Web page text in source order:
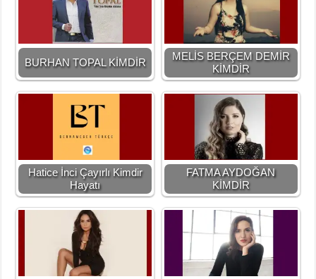
BURHAN TOPAL KİMDİR
MELİS BERÇEM DEMİR
KİMDİR
Hatice İnci Çayırlı Kimdir
Hayatı
FATMA AYDOĞAN
KİMDİR